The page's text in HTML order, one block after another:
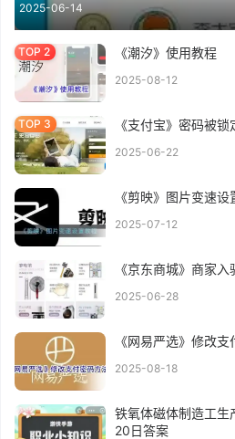
2025-06-14
《潮汐》使用教程
2025-08-12
《支付宝》密码被
2025-06-22
《剪映》图片变速设
2025-07-12
《京东商城》商家
2025-06-28
《网易严选》修改
2025-08-18
铁氧体磁体制造工生
20日答案